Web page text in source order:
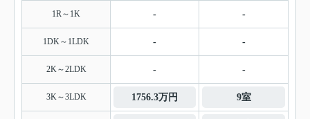
1R～1K - -
1DK～1LDK - -
2K～2LDK - -
3K～3LDK 1756.3万円 9室